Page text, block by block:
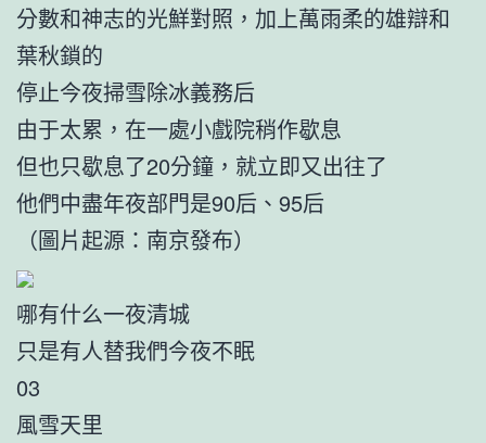
分數和神志的光鮮對照，加上萬雨柔的雄辯和
葉秋鎖的
停止今夜掃雪除冰義務后
由于太累，在一處小戲院稍作歇息
但也只歇息了20分鐘，就立即又出往了
他們中盡年夜部門是90后、95后
（圖片起源：南京發布）
哪有什么一夜清城
只是有人替我們今夜不眠
03
風雪天里